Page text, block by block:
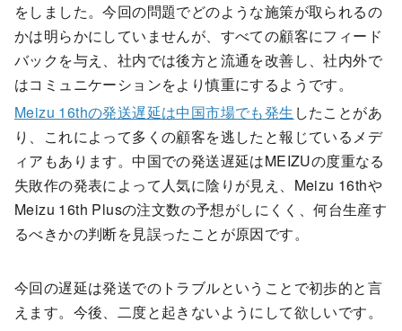
をしました。今回の問題でどのような施策が取られるの
かは明らかにしていませんが、すべての顧客にフィード
バックを与え、社内では後方と流通を改善し、社内外で
はコミュニケーションをより慎重にするようです。
Meizu 16thの発送遅延は中国市場でも発生 したことがあ
り、これによって多くの顧客を逃したと報じているメデ
ィアもあります。中国での発送遅延はMEIZUの度重なる
失敗作の発表によって人気に陰りが見え、Meizu 16thや
Meizu 16th Plusの注文数の予想がしにくく、何台生産す
るべきかの判断を見誤ったことが原因です。
今回の遅延は発送でのトラブルということで初歩的と言
えます。今後、二度と起きないようにして欲しいです。